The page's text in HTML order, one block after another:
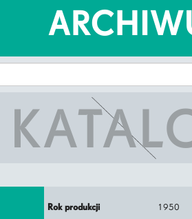
Rok produkcji 1950